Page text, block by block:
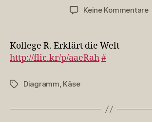
Keine Kommentarezu
Kollege R. Erklärt die Welt
http://flic.kr/p/aaeRah#
Schlagwörter
Diagramm, Käse